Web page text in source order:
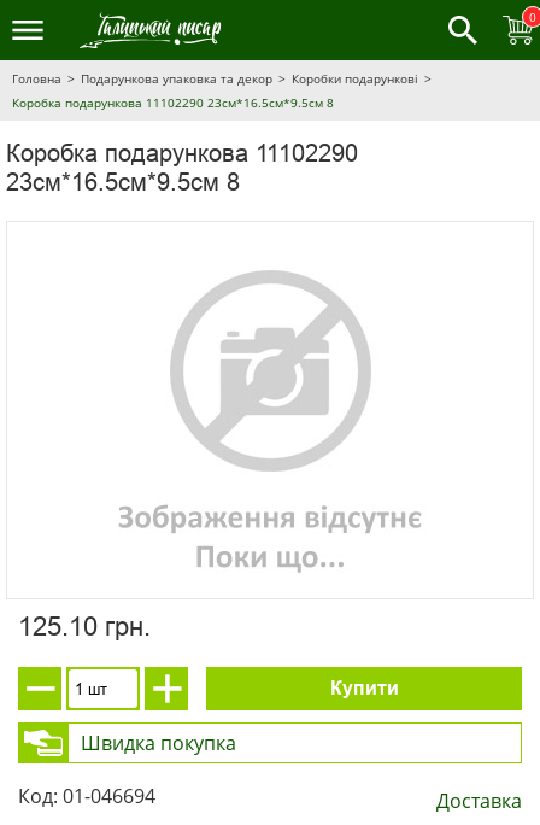
0
Головна Подарункова упаковка та декор
Коробки подарункові
Коробка подарункова 11102290 23см*16.5см*9.5см 8
Коробка подарункова 11102290
23см*16.5см*9.5см 8
125.10 грн.
Купити
Швидка покупка
Код: 01-046694
Доставка